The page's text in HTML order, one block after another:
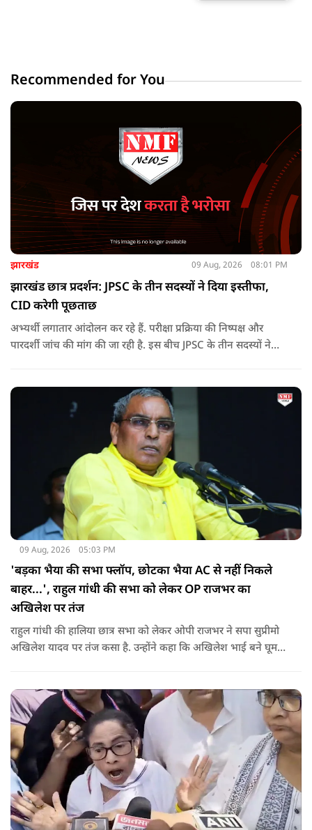
Recommended for You
झारखंड 09 Aug, 2026 08:01 PM
झारखंड छात्र प्रदर्शन: JPSC के तीन सदस्यों ने दिया इस्तीफा,
CID करेगी पूछताछ
अभ्यर्थी लगातार आंदोलन कर रहे हैं. परीक्षा प्रक्रिया की निष्पक्ष और
पारदर्शी जांच की मांग की जा रही है. इस बीच JPSC के तीन सदस्यों ने
09 Aug, 2026 05:03 PM
'बड़का भैया की सभा फ्लॉप, छोटका भैया AC से नहीं निकले
बाहर...', राहुल गांधी की सभा को लेकर OP राजभर का
अखिलेश पर तंज
राहुल गांधी की हालिया छात्र सभा को लेकर ओपी राजभर ने सपा सुप्रीमो
अखिलेश यादव पर तंज कसा है. उन्होंने कहा कि अखिलेश भाई बने घूम